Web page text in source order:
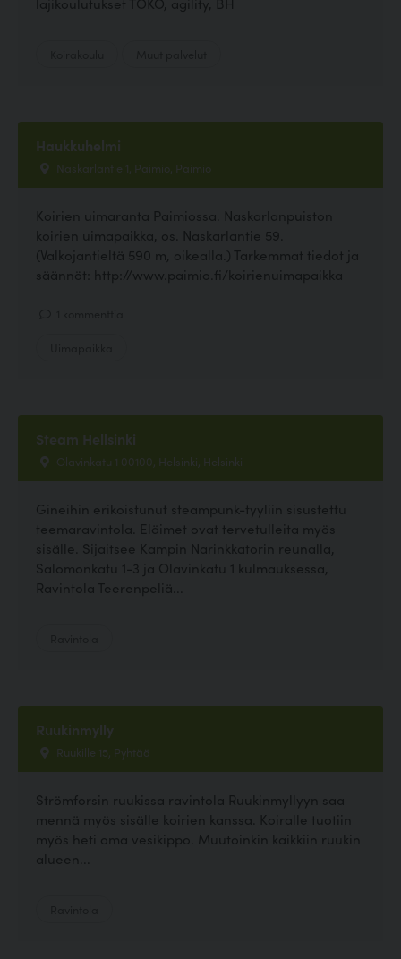
Haukkuhelmi
Naskarlantie 1, Paimio, Paimio
Koirien uimaranta Paimiossa. Naskarlanpuiston
koirien uimapaikka, os. Naskarlantie 59.
(Valkojantieltä 590 m, oikealla.) Tarkemmat tiedot ja
säännöt: http://www.paimio.fi/koirienuimapaikka
Steam Hellsinki
Olavinkatu 1 00100, Helsinki, Helsinki
Gineihin erikoistunut steampunk-tyyliin sisustettu
teemaravintola. Eläimet ovat tervetulleita myös
sisälle. Sijaitsee Kampin Narinkkatorin reunalla,
Salomonkatu 1-3 ja Olavinkatu 1 kulmauksessa,
Ravintola Teerenpeliä...
Ruukinmylly
Ruukille 15, Pyhtää
Strömforsin ruukissa ravintola Ruukinmyllyyn saa
mennä myös sisälle koirien kanssa. Koiralle tuotiin
myös heti oma vesikippo. Muutoinkin kaikkiin ruukin
alueen...